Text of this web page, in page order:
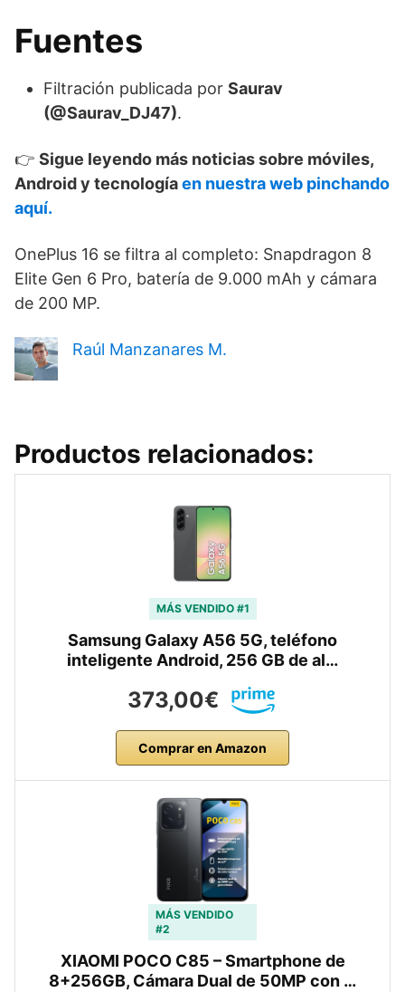
Fuentes
Filtración publicada por Saurav
(@Saurav_DJ47).
👉 Sigue leyendo más noticias sobre móviles,
Android y tecnologíaen nuestra web pinchando
aquí.
OnePlus 16 se filtra al completo: Snapdragon 8
Elite Gen 6 Pro, batería de 9.000 mAh y cámara
de 200 MP.
Raúl Manzanares M.
Productos relacionados:
MÁS VENDIDO #1
Samsung Galaxy A56 5G, teléfono
inteligente Android, 256 GB de al…
373,00€
Comprar en Amazon
MÁS VENDIDO
#2
XIAOMI POCO C85 – Smartphone de
8+256GB, Cámara Dual de 50MP con …